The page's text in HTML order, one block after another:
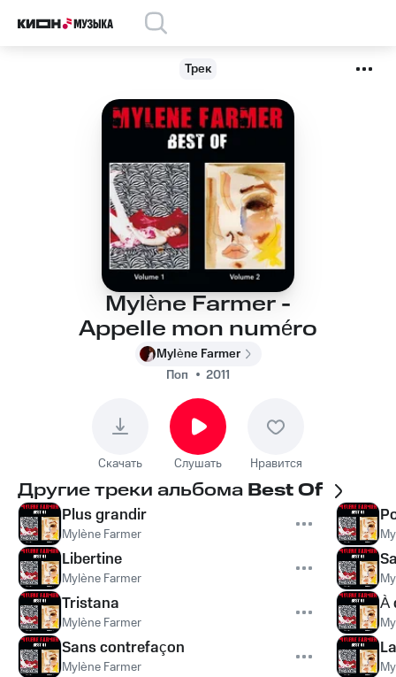
Трек
Mylène Farmer -
Appelle mon numéro
Mylène Farmer
Поп
2011
Скачать Слушать Нравится
Другие треки альбома Best Of
Plus grandir
Mylène Farmer
Libertine
Mylène Farmer
Tristana
Mylène Farmer
Sans contrefaçon
Mylène Farmer
À